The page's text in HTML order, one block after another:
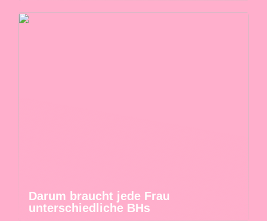
Darum braucht jede Frau
unterschiedliche BHs